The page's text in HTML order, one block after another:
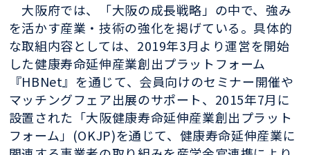
大阪府では、「大阪の成長戦略」の中で、強み
を活かす産業・技術の強化を掲げている。具体的
な取組内容としては、2019年3月より運営を開始
した健康寿命延伸産業創出プラットフォーム
『HBNet』を通じて、会員向けのセミナー開催や
マッチングフェア出展のサポート、2015年7月に
設置された「大阪健康寿命延伸産業創出プラット
フォーム」(OKJP)を通じて、健康寿命延伸産業に